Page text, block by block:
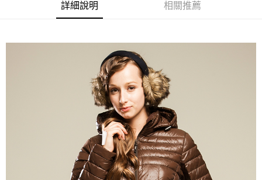
【關於「AFTEE先享後付」】
AFTEE先享後付是「在收到商品之後才付款」的支付方式。 讓您購物簡單
２．便利：只要手機號碼，簡訊認證，即可結帳。
３．安心：先確認商品／服務後，再付款。
【「AFTEE先享後付」結帳流程】
１．於結帳方式選擇「AFTEE先享後付」後，將跳轉至「AFTEE先享後付」
結帳頁面，進行簡訊認證並確認金額後，即可完成結帳。
２．訂單成立數日內，您將收到繳費通知簡訊。
３．收到繳費通知簡訊後14天內，點擊此簡訊中的連結，可透過四大超商／
ATM／網路銀行／等多元方式進行付款，方視為交易完成。
※ 請注意：結帳手續完成當下不需立刻繳費，但若您需要取消訂單，請聯絡
購買商品的店家。未經商家同意取消之訂單仍視為有效，需透過AFTEE先享
後付繳納相關費用。
※ 交易是否成功請以「AFTEE先享後付 」之結帳頁面顯示為準，若有關於
全家取貨付款
每筆NT$80，滿NT$800(含以上)免運費
每筆NT$100，滿NT$699(含以上)免運費
每筆NT$80，滿NT$800(含以上)免運費
每筆NT$100，滿NT$699(含以上)免運費
詳細說明 相關推薦